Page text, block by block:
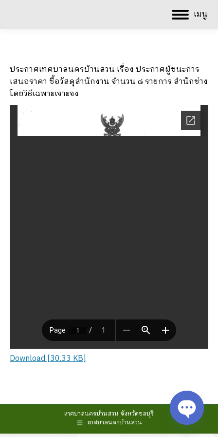
เมนู
ประกาศเทศบาลนครบ้านสวน เรื่อง ประกาศผู้ชนะการ
เสนอราคา ซื้อวัสดุสำนักงาน จำนวน ๘ รายการ สำนักช่าง
โดยวิธีเฉพาะเจาะจง
Download [30.33 KB]
เทศบาลนครบ้านสวน จังหวัดชลบุรี
เทศบาลนครบ้านสวน